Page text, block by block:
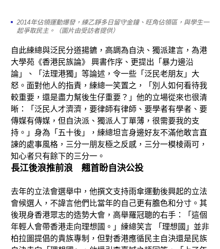
2014年佔領運動爆發，練乙錚多日留守金鐘、旺角佔領區，與學生一
起爭取民主。（圖片由受訪者提供）
自此練總與泛民分道揚鑣，高調為自決、獨派建言，為港
大學苑《香港民族論》 興書作序、更提出「暴力邊沿
論」、「法理港獨」等論述，令一些「泛民老朋友」大
怒。面對他人的指責，練總一笑置之，「別人如何看待我
較重要，還是盡力幫後生仔重要？」他的立場從來也很清
晰：「泛民人才濟濟，要律師有律師、要學者有學者、要
傳媒有傳媒，但自決派、獨派人丁單薄，很需要我的支
持。」身為「五十後」，練總坦言身邊好友不滿他敢言直
諫的處事風格，三分一朋友極之反感，三分一模棱兩可，
知心者只有餘下的三分一。
長江後浪推前浪 翹首盼自決公投
去年的立法會選舉中，他撰文支持雨傘運動後興起的立法
會候選人，不諱言他們比當年的自己更有膽色和分寸。其
後現身香港眾志的造勢大會，高舉羅冠聰的右手：「這個
年輕人會帶香港走向理想國。」練總笑言 「理想國」並非
柏拉圖提倡的貴族專制，但對香港應循民主自決還是民族